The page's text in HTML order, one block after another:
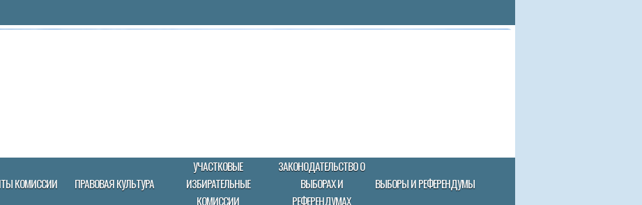
КОМИССИИ ПРАВОВАЯ КУЛЬТУРА
УЧАСТКОВЫЕ
ИЗБИРАТЕЛЬНЫЕ
КОМИССИИ
ЗАКОНОДАТЕЛЬСТВО О
ВЫБОРАХ И
РЕФЕРЕНДУМАХ
ВЫБОРЫ И РЕФЕРЕНДУМЫ